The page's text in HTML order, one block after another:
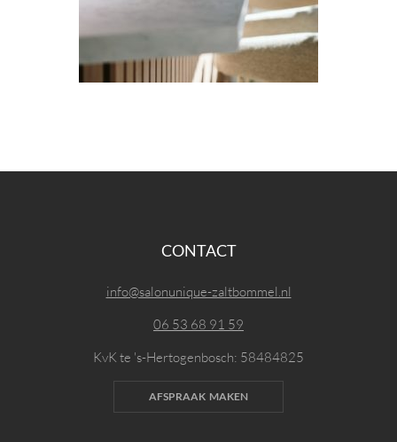
CONTACT
info@salonunique-zaltbommel.nl
06 53 68 91 59
KvK te 's-Hertogenbosch: 58484825
AFSPRAAK MAKEN